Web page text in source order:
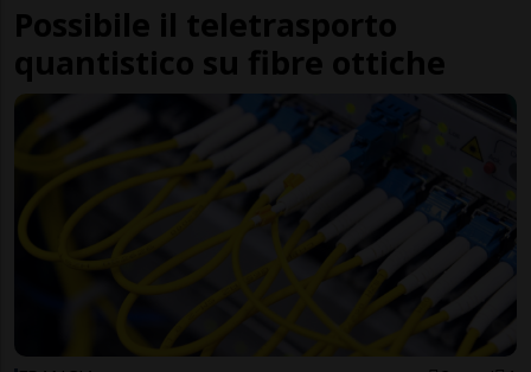
Possibile il teletrasporto
quantistico su fibre ottiche